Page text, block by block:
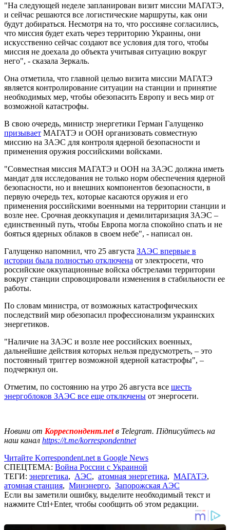
"На следующей неделе запланирован визит миссии МАГАТЭ,
и сейчас решаются все логистические маршруты, как они
будут добираться. Несмотря на то, что россияне согласились,
что миссия будет ехать через территорию Украины, они
искусственно сейчас создают все условия для того, чтобы
миссия не доехала до объекта учитывая ситуацию вокруг
него", - сказала Зеркаль.
Она отметила, что главной целью визита миссии МАГАТЭ
является контролирование ситуации на станции и принятие
необходимых мер, чтобы обезопасить Европу и весь мир от
возможной катастрофы.
В свою очередь, министр энергетики Герман Галущенко
призывает МАГАТЭ и ООН организовать совместную
миссию на ЗАЭС ​​для контроля ядерной безопасности и
применения оружия российскими войсками.
"Совместная миссия МАГАТЭ и ООН на ЗАЭС должна иметь
мандат для исследования не только норм обеспечения ядерной
безопасности, но и внешних компонентов безопасности, в
первую очередь тех, которые касаются оружия и его
применения российскими военными на территории станции и
возле нее. Срочная деоккупация и демилитаризация ЗАЭС –
единственный путь, чтобы Европа могла спокойно спать и не
бояться ядерных облаков в своем небе", - написал он.
Галущенко напомнил, что 25 августа ЗАЭС впервые в
истории была полностью отключена от электросети, что
российские оккупационные войска обстрелами территории
вокруг станции спровоцировали изменения в стабильности ее
работы.
По словам министра, от возможных катастрофических
последствий мир обезопасил профессионализм украинских
энергетиков.
"Наличие на ЗАЭС и возле нее российских военных,
дальнейшие действия которых нельзя предусмотреть, – это
постоянный триггер возможной ядерной катастрофы", –
подчеркнул он.
Отметим, по состоянию на утро 26 августа все шесть
энергоблоков ЗАЭС все еще отключены от энергосети.
Новини от Корреспондент.netв Telegram. Підписуйтесь на
наш канал https://t.me/korrespondentnet
Читайте Korrespondent.net в Google News
СПЕЦТЕМА: Война России с Украиной
ТЕГИ: энергетика, АЭС, атомная энергетика, МАГАТЭ,
атомная станция, Минэнерго, Запорожская АЭС
Если вы заметили ошибку, выделите необходимый текст и
нажмите Ctrl+Enter, чтобы сообщить об этом редакции.